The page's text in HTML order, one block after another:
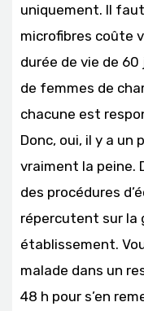
uniquement. Il
microfibres coûte
durée de vie de 60
de femmes de
chacune est
Donc, oui, il y a
vraiment la peine.
des procédures
répercutent sur la
établissement.
malade dans un
48 h pour s’en